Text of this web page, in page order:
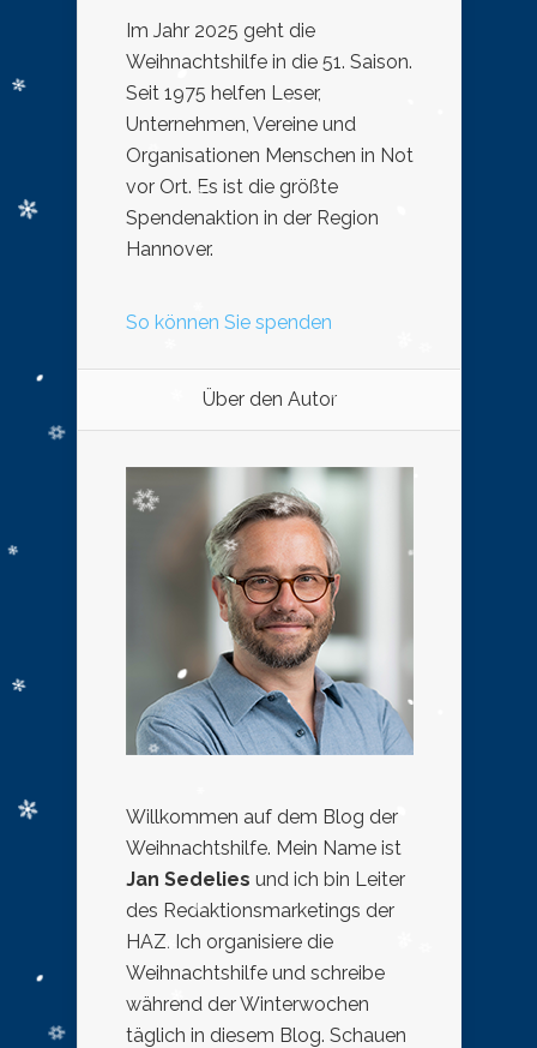
Im Jahr 2025 geht die
Weihnachtshilfe in die 51. Saison.
Seit 1975 helfen Leser,
Unternehmen, Vereine und
Organisationen Menschen in Not
vor Ort. Es ist die größte
Spendenaktion in der Region
Hannover.
So können Sie spenden
Über den Autor
Willkommen auf dem Blog der
Weihnachtshilfe. Mein Name ist
Jan Sedelies und ich bin Leiter
des Redaktionsmarketings der
HAZ. Ich organisiere die
Weihnachtshilfe und schreibe
während der Winterwochen
täglich in diesem Blog. Schauen